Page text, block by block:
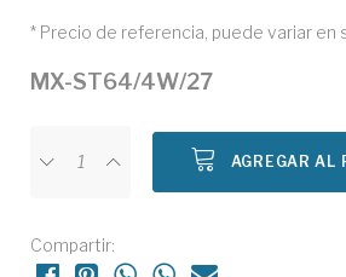
* Precio de referencia, puede variar en
MX-ST64/4W/27
AGREGAR AL
Compartir: